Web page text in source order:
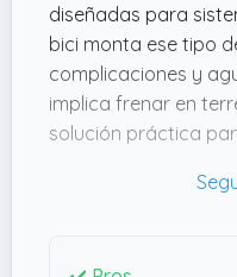
diseñadas para
bici monta ese tipo
complicaciones y
implica frenar en
solución práctica
meten en los frenos.